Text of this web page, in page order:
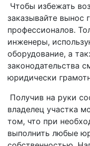
Чтобы избежать
заказывайте вынос
профессионалов.
инженеры,
оборудование, а
законодательства
юридически
Получив на руки
владелец участка
том, что при
выполнить любые